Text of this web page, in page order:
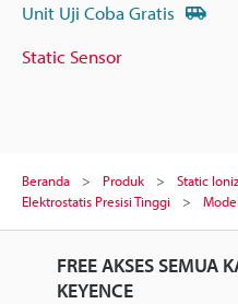
Unit Uji Coba Gratis
Static Sensor
Beranda Produk Static
Elektrostatis Presisi Tinggi
FREE AKSES SEMUA
KEYENCE